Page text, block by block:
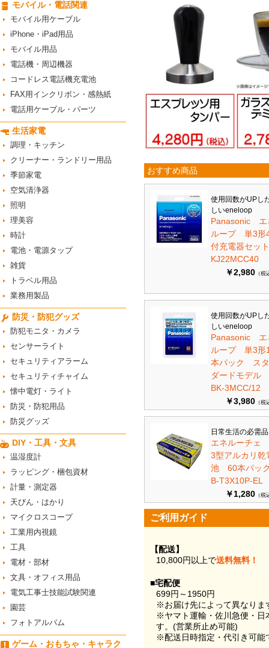
モバイル・電話関連
モバイル用ケーブル
iPhone・iPad用品
モバイル用品
電話機・周辺機器
コードレス電話機充電池
FAX用インクリボン・感熱紙
電話用ケーブル・パーツ
生活家電
調理・キッチン
クリーナー・ランドリー用品
季節家電
空気清浄器
照明
理美容
時計
電池・電源タップ
雑貨
トラベル用品
業務用製品
防災・防犯グッズ
防犯モニタ・カメラ
センサーライト
セキュリティアラーム
セキュリティチャイム
懐中電灯・ライト
防災・防犯用品
防災グッズ
DIY・工具・文具
温湿度計
ラッピング・梱包資材
計量・測定器
天びん・はかり
マイクロスコープ
工業用内視鏡
工具
電材・部材
文具・オフィス用品
電気工事士技能試験関連
園芸
フォトアルバム
ゲーム・おもちゃ・キャラク
おすすめ商品
使用回数がUPし
しいeneloop
Panasonic エ
ループ 単3形
付充電器セッ
KJ22MCC40
￥2,980 （税
使用回数がUPし
しいeneloop
Panasonic エ
ループ 単3形
本パック ス
ダードモデル
BK-3MCC/12
￥3,980 （税
日常生活の必需
エネルーチェ
3型アルカリ乾
池 60本パ
B-T3X10P-EL
￥1,280 （税
ご利用ガイド
【配送】
10,800円以上で送料無料！
■宅配便
699円～1950円
※お届け先によって異なりま
※ヤマト運輸・佐川急便・日
す。(営業所止め可能)
※配送日時指定・代引き可能